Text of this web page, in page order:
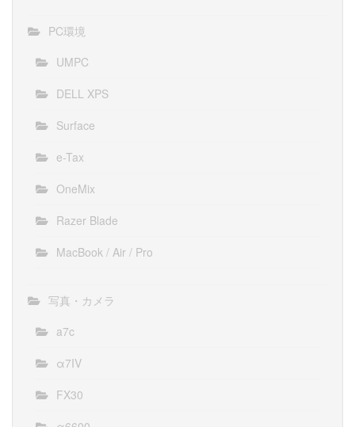
PC環境
UMPC
DELL XPS
Surface
e-Tax
OneMix
Razer Blade
MacBook / Air / Pro
写真・カメラ
a7c
α7IV
FX30